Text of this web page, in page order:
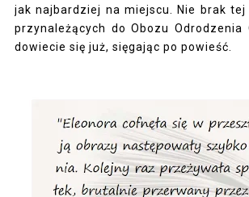
jak najbardziej na miejscu. Nie brak
przynależących do Obozu
dowiecie się już, sięgając po powieść.